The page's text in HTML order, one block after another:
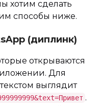
хотим сделать
способы ниже.
(диплинк)
открываются
Для
выглядит
.